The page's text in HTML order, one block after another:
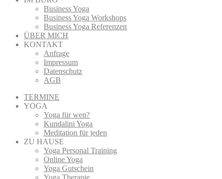
Business Yoga
Business Yoga Workshops
Business Yoga Referenzen
ÜBER MICH
KONTAKT
Anfrage
Impressum
Datenschutz
AGB
TERMINE
YOGA
Yoga für wen?
Kundalini Yoga
Meditation für jeden
ZU HAUSE
Yoga Personal Training
Online Yoga
Yoga Gutschein
Yoga Therapie